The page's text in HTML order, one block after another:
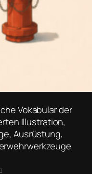
Vokabular der
Illustration,
Ausrüstung,
: